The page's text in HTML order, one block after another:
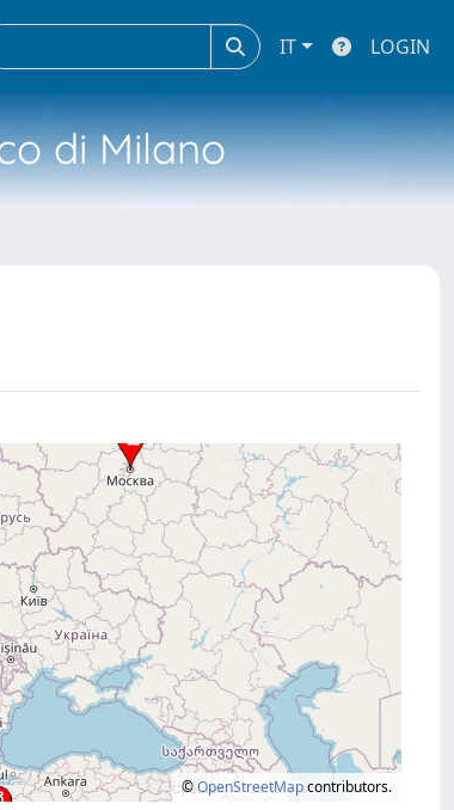
IT LOGIN
di Milano
©OpenStreetMapcontributors.